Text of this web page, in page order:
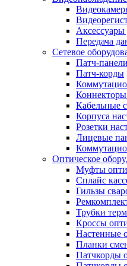
Передача
Сетевое
Патч-панели
Патч-корды
Коннекторы
Кабельные
Корпуса
Розетки
Лицевые
Оптическое
Муфты
Сплайс
Гильзы
Трубки
Кроссы
Настенные
Планки
Патчкорды